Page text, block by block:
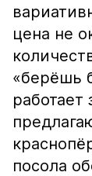
цена не
«берёшь
работает
посола